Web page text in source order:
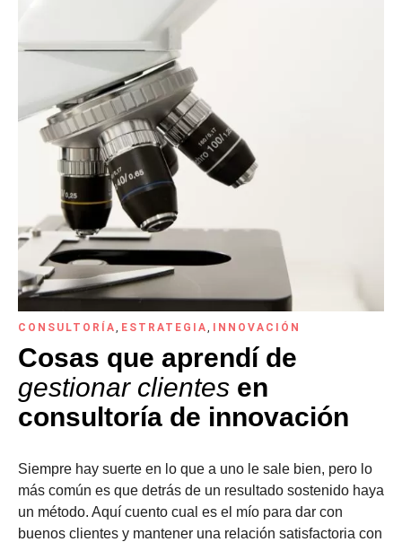
CONSULTORÍA, ESTRATEGIA, INNOVACIÓN
Cosas que aprendí de
gestionar clientes en
consultoría de innovación
Siempre hay suerte en lo que a uno le sale bien, pero lo
más común es que detrás de un resultado sostenido haya
un método. Aquí cuento cual es el mío para dar con
buenos clientes y mantener una relación satisfactoria con